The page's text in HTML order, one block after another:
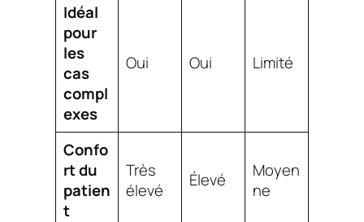
Idéal
pour
les
cas
compl
exes
Oui Oui Limité
Confo
rt du
patien
t
Très
élevé
Élevé
Moyen
ne